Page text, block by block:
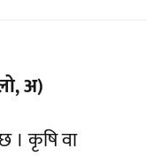
अ)
। कृषि वा